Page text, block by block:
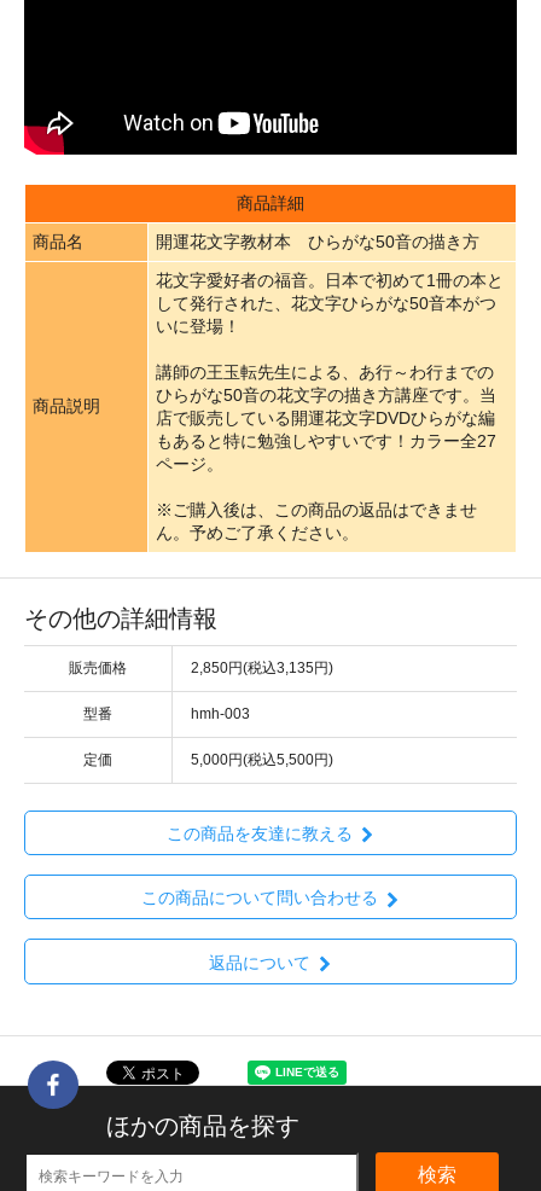
商品詳細
商品名
開運花文字教材本 ひらがな50音の描き方
商品説明
花文字愛好者の福音。日本で初めて1冊の本と
して発行された、花文字ひらがな50音本がつ
いに登場！
講師の王玉転先生による、あ行～わ行までの
ひらがな50音の花文字の描き方講座です。当
店で販売している開運花文字DVDひらがな編
もあると特に勉強しやすいです！カラー全27
ページ。
※ご購入後は、この商品の返品はできませ
ん。予めご了承ください。
その他の詳細情報
販売価格 2,850円(税込3,135円)
型番 hmh-003
定価 5,000円(税込5,500円)
この商品を友達に教える
この商品について問い合わせる
返品について
ほかの商品を探す
検索